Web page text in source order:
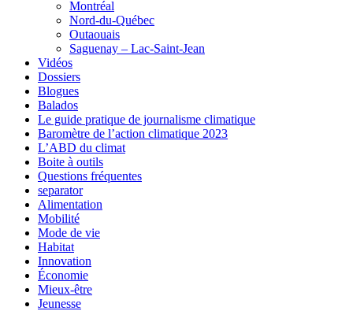
Montréal
Nord-du-Québec
Outaouais
Saguenay – Lac-Saint-Jean
Vidéos
Dossiers
Blogues
Balados
Le guide pratique de journalisme climatique
Baromètre de l’action climatique 2023
L’ABD du climat
Boite à outils
Questions fréquentes
separator
Alimentation
Mobilité
Mode de vie
Habitat
Innovation
Économie
Mieux-être
Jeunesse